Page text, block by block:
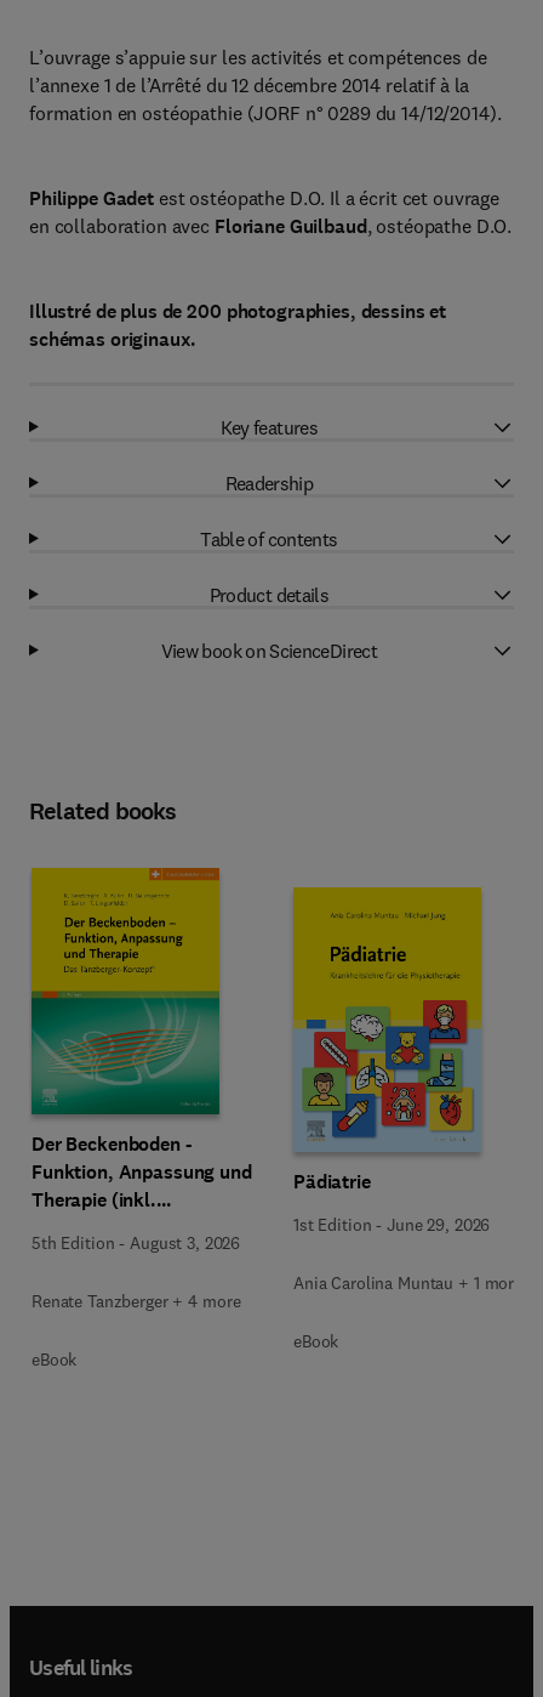
L’ouvrage s’appuie sur les activités et compétences de
l’annexe 1 de l’Arrêté du 12 décembre 2014 relatif à la
formation en ostéopathie (JORF n° 0289 du 14/12/2014).
Philippe Gadet est ostéopathe D.O. Il a écrit cet ouvrage
en collaboration avec Floriane Guilbaud, ostéopathe D.O.
Illustré de plus de 200 photographies, dessins et
schémas originaux.
Key features
Readership
Table of contents
Product details
View book on ScienceDirect
Related books
Der Beckenboden -
Funktion, Anpassung und
Therapie (inkl.
Download)
5th Edition -August 3, 2026
Renate Tanzberger + 4 more
eBook
Pädiatrie
1st Edition -June 29, 2026
Ania Carolina Muntau + 1 more
eBook
Useful links